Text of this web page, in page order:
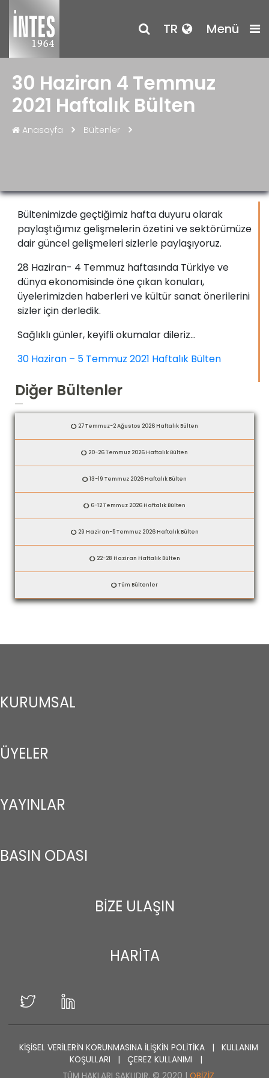
TR Menü
30 Haziran 4 Temmuz
2021 Haftalık Bülten
Anasayfa Bültenler
Bültenimizde geçtiğimiz hafta duyuru olarak
paylaştığımız gelişmelerin özetini ve sektörümüze
dair güncel gelişmeleri sizlerle paylaşıyoruz.
28 Haziran- 4 Temmuz haftasında Türkiye ve
dünya ekonomisinde öne çıkan konuları,
üyelerimizden haberleri ve kültür sanat önerilerini
sizler için derledik.
Sağlıklı günler, keyifli okumalar dileriz…
30 Haziran – 5 Temmuz 2021 Haftalık Bülten
Diğer Bültenler
27 Temmuz-2 Ağustos 2026 Haftalık Bülten
20-26 Temmuz 2026 Haftalık Bülten
13-19 Temmuz 2026 Haftalık Bülten
6-12 Temmuz 2026 Haftalık Bülten
29 Haziran-5 Temmuz 2026 Haftalık Bülten
22-28 Haziran Haftalık Bülten
Tüm Bültenler
KURUMSAL
ÜYELER
YAYINLAR
BASIN ODASI
BİZE ULAŞIN
HARİTA
KİŞİSEL VERİLERİN KORUNMASINA İLİŞKİN POLİTİKA | KULLANIM
KOŞULLARI
|ÇEREZ KULLANIMI
|
TÜM HAKLARI SAKLIDIR. © 2020 |OBIZIZ